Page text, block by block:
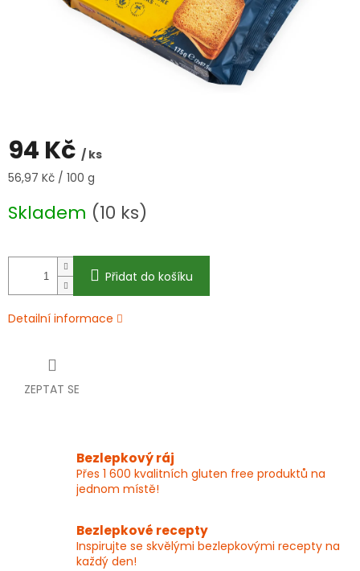
94 Kč / ks
Měrná
56,97 Kč / 100 g
Skladem (10 ks)
Přidat do košíku
Detailní informace
ZEPTAT SE
Bezlepkový ráj
Přes 1 600 kvalitních gluten free produktů na
jednom místě!
Bezlepkové recepty
Inspirujte se skvělými bezlepkovými recepty na
každý den!